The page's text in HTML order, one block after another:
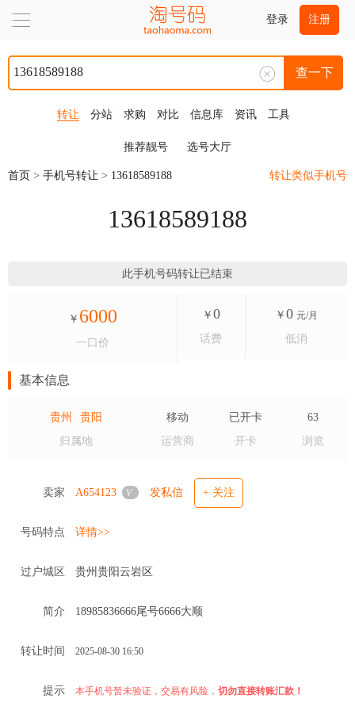
登录 注册
查一下
转让 分站 求购 对比 信息库 资讯 工具
推荐靓号 选号大厅
首页 > 手机号转让 > 13618589188 转让类似手机号
13618589188
此手机号码转让已结束
￥ 6000
一口价
￥ 0
话费
￥ 0 元/月
低消
基本信息
贵州
贵阳
归属地
移动
运营商
已开卡
开卡
63
浏览
卖家 A654123 V 发私信 + 关注
号码特点 详情>>
过户城区 贵州贵阳云岩区
简介 18985836666尾号6666大顺
转让时间 2025-08-30 16:50
提示 本手机号暂未验证，交易有风险， 切勿直接转账汇款！